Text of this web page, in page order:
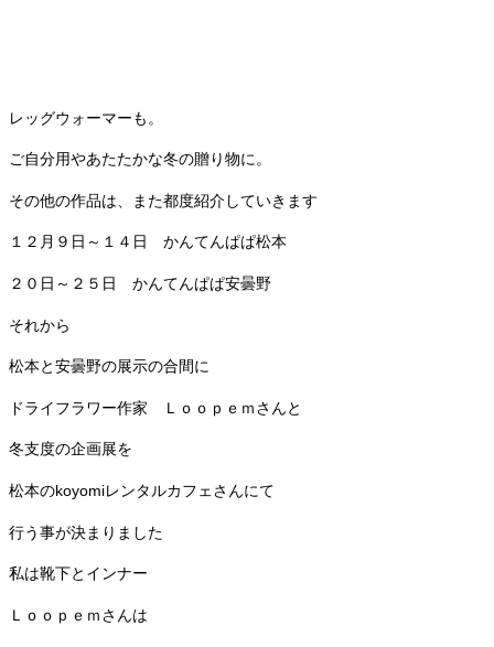
レッグウォーマーも。
ご自分用やあたたかな冬の贈り物に。
その他の作品は、また都度紹介していきます
１２月９日～１４日 かんてんぱぱ松本
２０日～２５日 かんてんぱぱ安曇野
それから
松本と安曇野の展示の合間に
ドライフラワー作家 Ｌｏｏｐｅｍさんと
冬支度の企画展を
松本のkoyomiレンタルカフェさんにて
行う事が決まりました
私は靴下とインナー
Ｌｏｏｐｅｍさんは